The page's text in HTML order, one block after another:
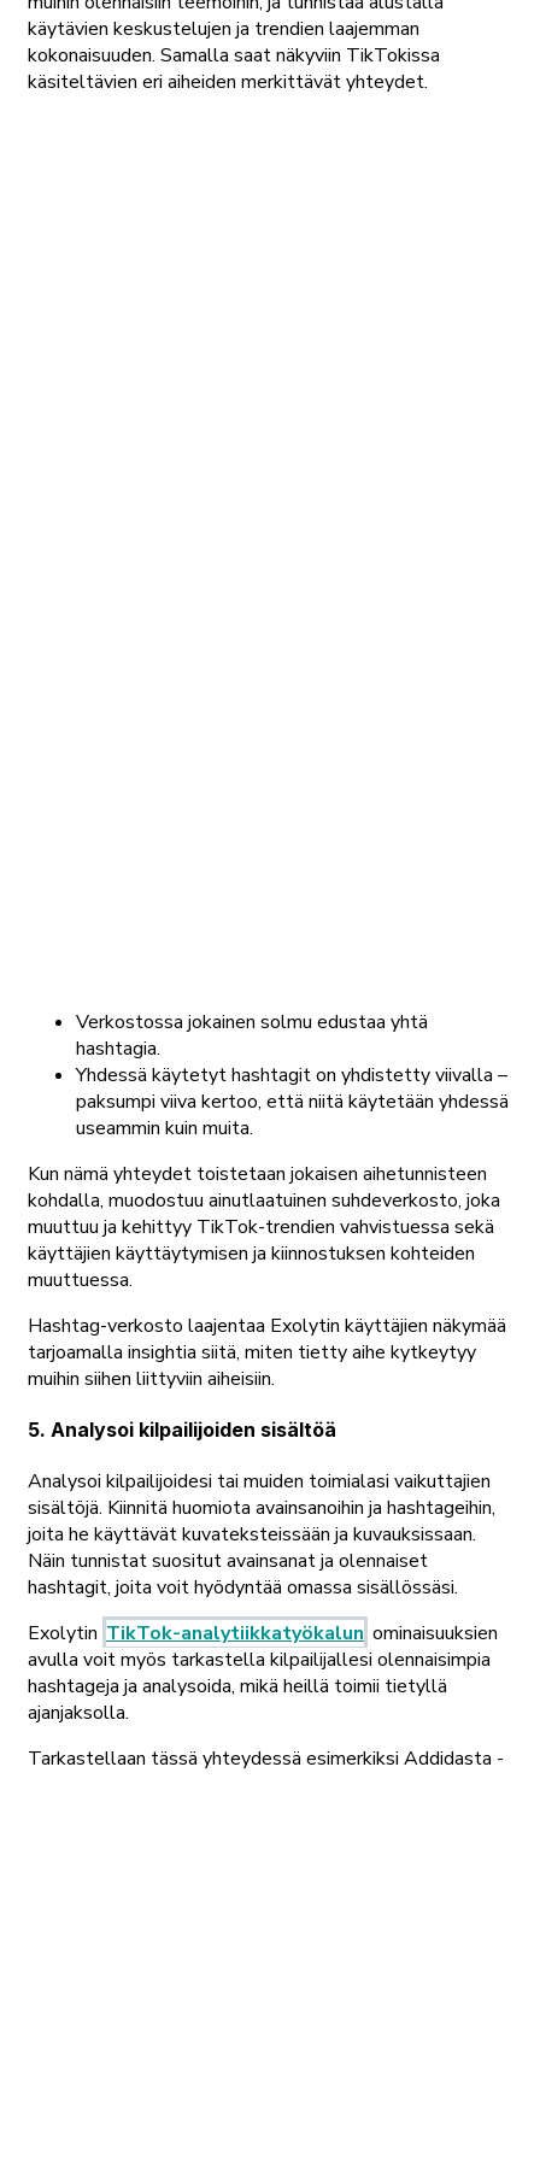
käytävien keskustelujen ja trendien laajemman
kokonaisuuden. Samalla saat näkyviin TikTokissa
käsiteltävien eri aiheiden merkittävät yhteydet.
Verkostossa jokainen solmu edustaa yhtä
hashtagia.
Yhdessä käytetyt hashtagit on yhdistetty viivalla –
paksumpi viiva kertoo, että niitä käytetään yhdessä
useammin kuin muita.
Kun nämä yhteydet toistetaan jokaisen aihetunnisteen
kohdalla, muodostuu ainutlaatuinen suhdeverkosto, joka
muuttuu ja kehittyy TikTok-trendien vahvistuessa sekä
käyttäjien käyttäytymisen ja kiinnostuksen kohteiden
muuttuessa.
Hashtag-verkosto laajentaa Exolytin käyttäjien näkymää
tarjoamalla insightia siitä, miten tietty aihe kytkeytyy
muihin siihen liittyviin aiheisiin.
5. Analysoi kilpailijoiden sisältöä
Analysoi kilpailijoidesi tai muiden toimialasi vaikuttajien
sisältöjä. Kiinnitä huomiota avainsanoihin ja hashtageihin,
joita he käyttävät kuvateksteissään ja kuvauksissaan.
Näin tunnistat suositut avainsanat ja olennaiset
hashtagit, joita voit hyödyntää omassa sisällössäsi.
Exolytin TikTok-analytiikkatyökalun ominaisuuksien
avulla voit myös tarkastella kilpailijallesi olennaisimpia
hashtageja ja analysoida, mikä heillä toimii tietyllä
ajanjaksolla.
Tarkastellaan tässä yhteydessä esimerkiksi Addidasta -